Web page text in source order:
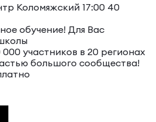
Коломяжский 17:00 40
обучение! Для Вас
участников в 20 регионах
большого сообщества!